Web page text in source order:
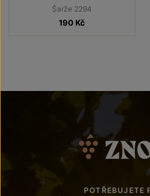
Šarže 2294
190 Kč
POTŘEBUJETE